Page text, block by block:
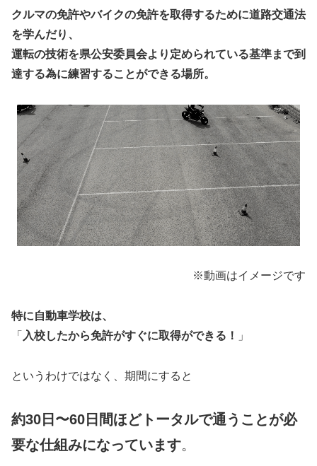
クルマの免許やバイクの免許を取得するために道路交通法
を学んだり、
運転の技術を県公安委員会より定められている基準まで到
達する為に練習することができる場所。
※動画はイメージです
特に自動車学校は、
「 入校したから免許がすぐに取得ができる！ 」
というわけではなく、期間にすると
約30日〜60日間ほどトータルで通うことが必
要な仕組みになっています。